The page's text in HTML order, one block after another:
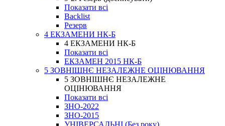
Показати всі
Backlist
Резерв
4 ЕКЗАМЕНИ НК-Б
4 ЕКЗАМЕНИ НК-Б
Показати всі
ЕКЗАМЕН 2015 НК-Б
5 ЗОВНІШНЄ НЕЗАЛЕЖНЕ ОЦІНЮВАННЯ
5 ЗОВНІШНЄ НЕЗАЛЕЖНЕ
ОЦІНЮВАННЯ
Показати всі
ЗНО-2022
ЗНО-2015
УНІВЕРСАЛЬНІ (Без року)